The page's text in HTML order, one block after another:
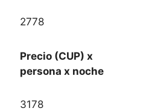
2778
Precio (CUP) x
persona x noche
3178